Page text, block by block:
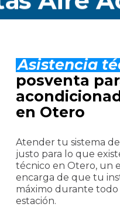
Asistencia
posventa
en Otero
Atender tu sistema
justo para lo que
técnico en Otero, un
encarga de que tu
máximo durante todo
estación.